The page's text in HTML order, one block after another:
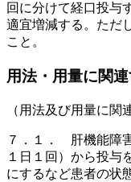
回に分けて経口投与
適宜増減する。ただ
こと。
用法・用量に関
（用法及び用量に関
７．１． 肝機能障
１日１回）から投与
にするなど患者の状